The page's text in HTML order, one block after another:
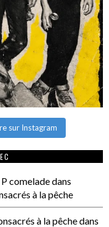
sur Instagram
comeladedans
à la pêche
à la pêchedans